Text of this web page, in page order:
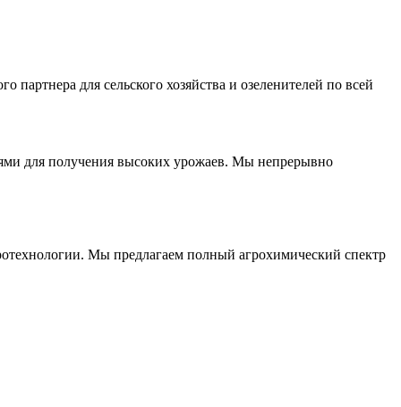
для сельского хозяйства и озеленителей по всей
для получения высоких урожаев. Мы непрерывно
Мы предлагаем полный агрохимический спектр